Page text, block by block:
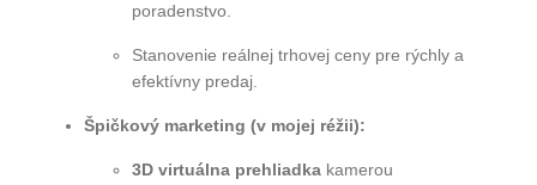
poradenstvo.
Stanovenie reálnej trhovej ceny pre rýchly a
efektívny predaj.
Špičkový marketing (v mojej réžii):
3D virtuálna prehliadka kamerou